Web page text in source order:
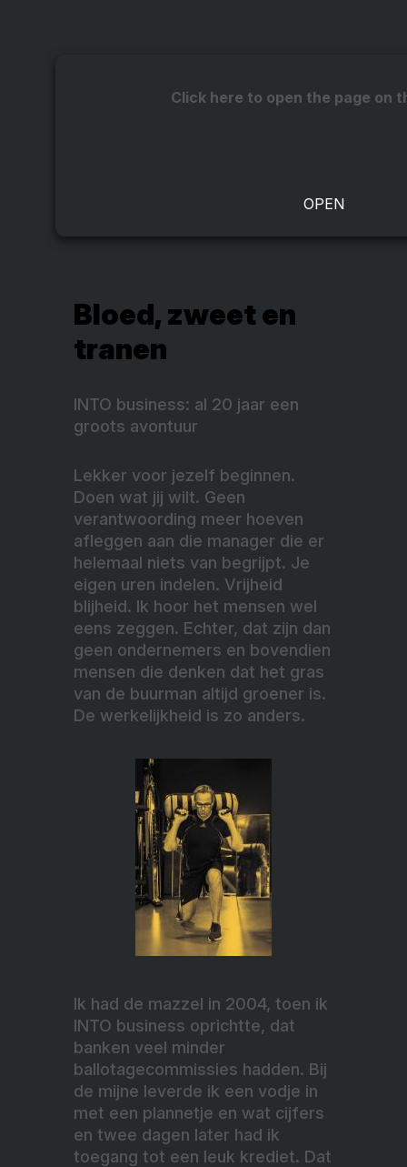
Click here to open the page on
Bloed, zweet en
tranen
INTO business: al 20 jaar een
groots avontuur
Lekker voor jezelf beginnen.
Doen wat jij wilt. Geen
verantwoording meer hoeven
afleggen aan die manager die er
helemaal niets van begrijpt. Je
eigen uren indelen. Vrijheid
blijheid. Ik hoor het mensen wel
eens zeggen. Echter, dat zijn dan
geen ondernemers en bovendien
mensen die denken dat het gras
van de buurman altijd groener is.
De werkelijkheid is zo anders.
Ik had de mazzel in 2004, toen ik
INTO business oprichtte, dat
banken veel minder
ballotagecommissies hadden. Bij
de mijne leverde ik een vodje in
met een plannetje en wat cijfers
en twee dagen later had ik
toegang tot een leuk krediet. Dat